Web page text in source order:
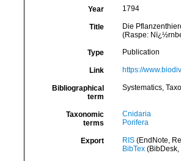
Year 1794
Title
Die
(Raspe:
Type Publication
Link https://
Bibliographical
term
Systematics,
Taxonomic
terms
Cnidaria
Porifera
Export RIS(EndNote,
BibTex(BibDesk,